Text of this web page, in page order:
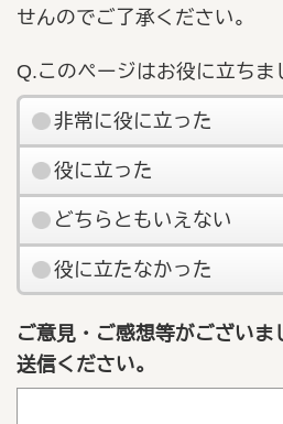
せんのでご了承ください。
Q.このページはお役に立ちま
非常に役に立った
役に立った
どちらともいえない
役に立たなかった
ご意見・ご感想等がございま
送信ください。